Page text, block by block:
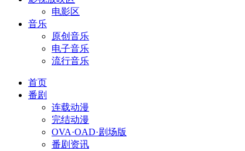
电影区
音乐
原创音乐
电子音乐
流行音乐
首页
番剧
连载动漫
完结动漫
OVA·OAD·剧场版
番剧资讯